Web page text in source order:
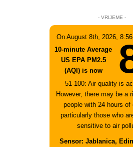
- VRIJEME -
On August 8th, 2026,
10-minute Average
US EPA PM2.5
(AQI) is now
51-100: Air quality is
However, there may be a
people with 24 hours of
particularly those who
sensitive to air
Sensor: Jablanica,